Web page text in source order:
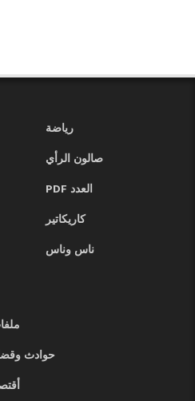
رياضة
صالون الرأي
العدد PDF
كاريكاتير
ناس وناس
ملفات
حوادث وقضايا
أقتصاد